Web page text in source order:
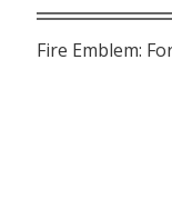
Fire Emblem: